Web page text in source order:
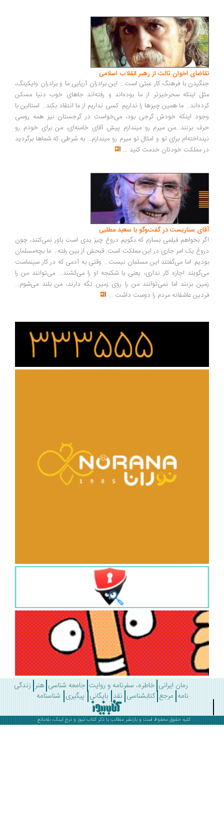
اخوان ثالث از رهبر انقلاب اسلامی
با فرهنگ کار عبثی است... این برادران آریایی ما و برادران وایکینگ،
اینکه سحرخیزتر از ما بوده‌اند و رفته‌اند جاهای خوب دنیا مسکن
ما همین چیزها را نداریم. کسی نداریم از ما انتقاد بکند... استالین با
اینکه خودش گرجی بود، می‌خواست در گرجستان نیز همه روسی
بزنند...من میرم رو میندازم پیش آقای خامنه‌ای، من برای خودم رو
برای تو و امثال تو میرم رو میندازم... به شرطی که شماها برگردید
مملکت خودتان خدمت کنید...
سناریست در گفت‌وگو با سعید مطلبی
بخواهم فیلمی بسازم که بگویم دروغ چیز بدی است باور نمی‌کنند، چون
یک امر جاری در این مملکت است. قبحش از بین رفته... ما بچه‌مسلمان
اما می‌گفتند این مسلمان نیست... وقتی به آدمی که در کار سینماست
اجازه کار نداری، یعنی با شکنجه او را می‌کشند... می‌توانند من را
بزنند اما نمی‌توانند من را روی زمین نگه دارند، من بلند می‌شوم...
عاشقانه مردم را دوست داشت ...
رمان ایرانی خاطره، سفرنامه و روایت جامعه شناسی هنر زندگی
مرجع کتابشناسی نقد بایگانی پیگیری شناسنامه
کلیه حقوق محفوظ است و بازنشر مطالب با ذکرکتاب نیوز و درج لینک، بلامانع .